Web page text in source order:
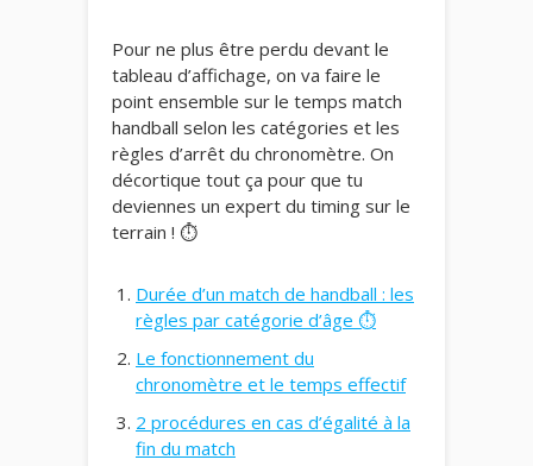
Pour ne plus être perdu devant le
tableau d’affichage, on va faire le
point ensemble sur le temps match
handball selon les catégories et les
règles d’arrêt du chronomètre. On
décortique tout ça pour que tu
deviennes un expert du timing sur le
terrain ! ⏱️
Durée d’un match de handball : les
règles par catégorie d’âge ⏱️
Le fonctionnement du
chronomètre et le temps effectif
2 procédures en cas d’égalité à la
fin du match